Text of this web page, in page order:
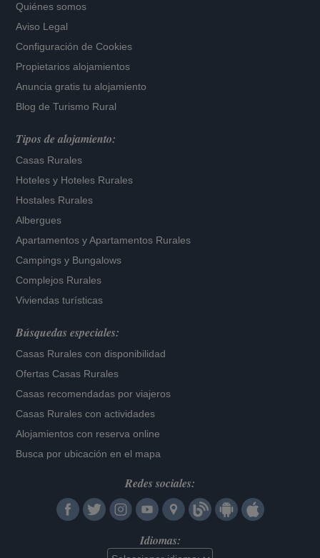
Quiénes somos
Aviso Legal
Configuración de Cookies
Propietarios alojamientos
Anuncia gratis tu alojamiento
Blog de Turismo Rural
Tipos de alojamiento:
Casas Rurales
Hoteles y Hoteles Rurales
Hostales Rurales
Albergues
Apartamentos yApartamentos Rurales
Campings y Bungalows
Complejos Rurales
Viviendas turísticas
Búsquedas especiales:
Casas Rurales con disponibilidad
Ofertas Casas Rurales
Casas recomendadas por viajeros
Casas Rurales con actividades
Alojamientos con reserva online
Busca por ubicación en el mapa
Redes sociales:
Idiomas: